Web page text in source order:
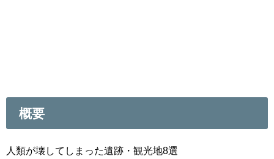
概要
人類が壊してしまった遺跡・観光地8選